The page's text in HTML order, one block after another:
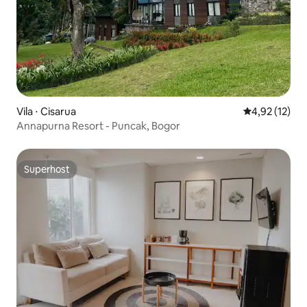
Vila ⋅ Cisarua 4,92 de uma
4,92 (12)
Annapurna Resort - Puncak, Bogor
Superhost
Superhost